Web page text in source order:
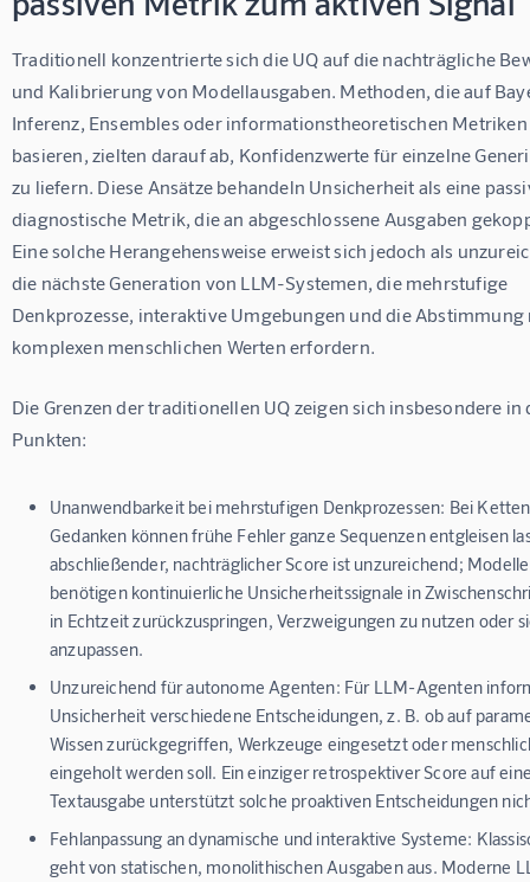
Traditionell konzentrierte sich die UQ auf die nachträgliche
und Kalibrierung von Modellausgaben. Methoden, die auf
Inferenz, Ensembles oder informationstheoretischen
basieren, zielten darauf ab, Konfidenzwerte für einzelne
zu liefern. Diese Ansätze behandeln Unsicherheit als eine
diagnostische Metrik, die an abgeschlossene Ausgaben
Eine solche Herangehensweise erweist sich jedoch als
die nächste Generation von LLM-Systemen, die mehrstufige
Denkprozesse, interaktive Umgebungen und die
komplexen menschlichen Werten erfordern.
Die Grenzen der traditionellen UQ zeigen sich insbesondere
Punkten:
Unanwendbarkeit bei mehrstufigen Denkprozessen: Bei
Gedanken können frühe Fehler ganze Sequenzen entgleisen
abschließender, nachträglicher Score ist unzureichend; Modelle
benötigen kontinuierliche Unsicherheitssignale in
in Echtzeit zurückzuspringen, Verzweigungen zu nutzen oder
anzupassen.
Unzureichend für autonome Agenten: Für LLM-Agenten
Unsicherheit verschiedene Entscheidungen, z. B. ob auf
Wissen zurückgegriffen, Werkzeuge eingesetzt oder
eingeholt werden soll. Ein einziger retrospektiver Score auf
Textausgabe unterstützt solche proaktiven Entscheidungen
Fehlanpassung an dynamische und interaktive Systeme:
geht von statischen, monolithischen Ausgaben aus. Moderne